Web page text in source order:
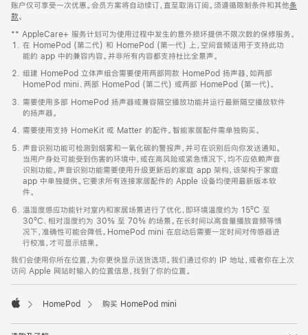
账户仅可享受一次优惠。会员方案将自动续订，直至取消订阅。须遵循限制条件和其他条
款。
窗
口
中
打
开)
** AppleCare+ 服务计划可为使用过程中发生的意外损坏提供不限次数的保修服务。
在 HomePod (第二代) 和 HomePod (第一代) 上，空间音频适用于支持此功
能的 app 中的兼容内容。并非所有内容都支持杜比全景声。
组建 HomePod 立体声组合需要使用两部同款 HomePod 扬声器，如两部
HomePod mini、两部 HomePod (第二代) 或两部 HomePod (第一代)。
需要使用多部 HomePod 扬声器或兼容隔空播放功能并运行最新隔空播放软件
的扬声器。
需要使用支持 HomeKit 或 Matter 的配件。智能家居配件需单独购买。
声音识别功能可检测到烟雾和一氧化碳的警报声，并可在识别后向你发送通知。
当用户身处可能受到伤害的环境中，或在高风险或紧急情况下，均不应依赖声音
识别功能。声音识别功能需要使用升级更新后的家庭 app 架构，该架构于家庭
app 中单独提供。它要求所有连接家居配件的 Apple 设备均使用最新版本软
件。
温湿度感应功能针对室内和家居场景进行了优化，即环境温度约为 15ºC 至
30ºC、相对湿度约为 30% 至 70% 的场景。在长时间以高音量播放音频等情
况下，准确性可能会降低。HomePod mini 在启动后需要一定时间对传感器进
行校准，才可显示结果。
我们会使用你所在位置，为你更快显示送货选项。我们通过你的 IP 地址，或者你在上次
访问 Apple 网站时输入的位置信息，找到了你的位置。
HomePod 购买 HomePod mini